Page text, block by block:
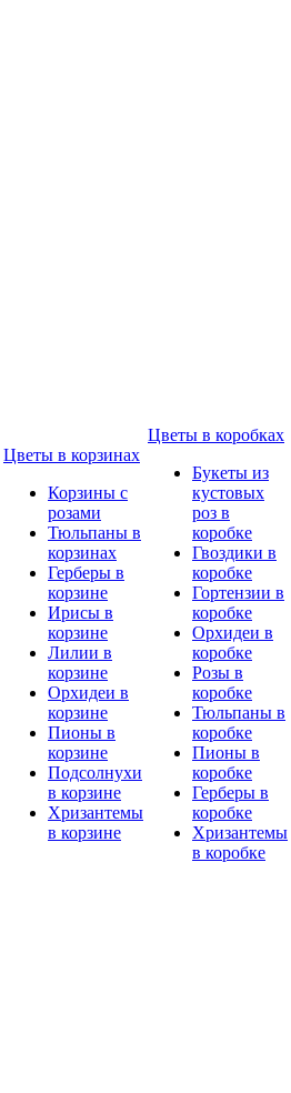
Цветы в корзинах
Корзины с
розами
Тюльпаны в
корзинах
Герберы в
корзине
Ирисы в
корзине
Лилии в
корзине
Орхидеи в
корзине
Пионы в
корзине
Подсолнухи
в корзине
Хризантемы
в корзине
Цветы в коробках
Букеты из
кустовых
роз в
коробке
Гвоздики в
коробке
Гортензии в
коробке
Орхидеи в
коробке
Розы в
коробке
Тюльпаны в
коробке
Пионы в
коробке
Герберы в
коробке
Хризантемы
в коробке